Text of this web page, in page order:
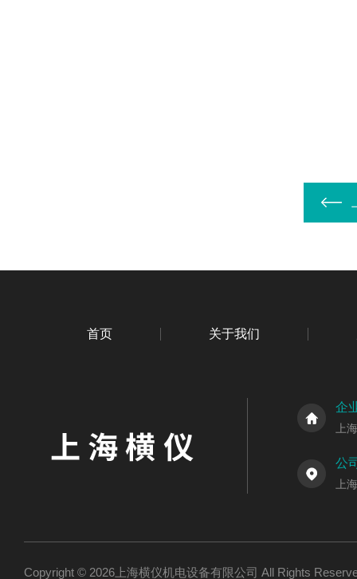
首页 关于我们
企
上
公
上
Copyright © 2026上海横仪机电设备有限公司 All Rights